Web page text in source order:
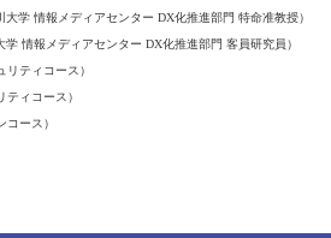
学 情報メディアセンター DX化推進部門 特命准教授）
情報メディアセンター DX化推進部門 客員研究員）
ティコース）
ィコース）
ース）